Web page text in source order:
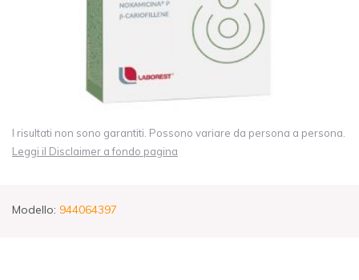
I risultati non sono garantiti. Possono variare da persona a persona.
Leggi il Disclaimer a fondo pagina
Modello: 944064397